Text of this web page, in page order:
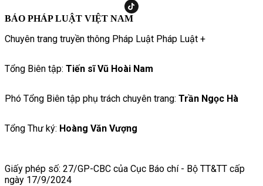
BÁO PHÁP LUẬT VIỆT NAM
Chuyên trang truyền thông Pháp Luật Pháp Luật +
Tổng Biên tập: Tiến sĩ Vũ Hoài Nam
Phó Tổng Biên tập phụ trách chuyên trang: Trần Ngọc Hà
Tổng Thư ký: Hoàng Văn Vượng
Giấy phép số: 27/GP-CBC của Cục Báo chí - Bộ TT&TT cấp
ngày 17/9/2024